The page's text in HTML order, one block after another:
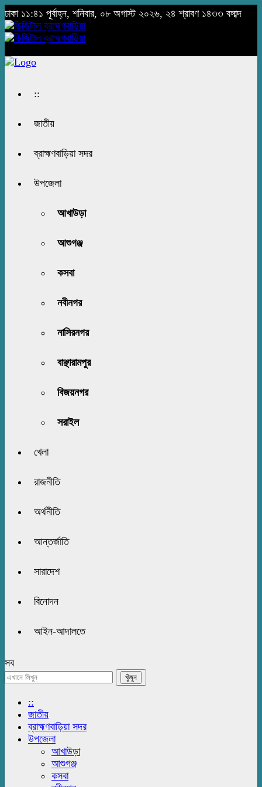
ঢাকা ১১:৪১ পূর্বাহ্ন, শনিবার, ০৮ অগাস্ট ২০২৬, ২৪ শ্রাবণ ১৪৩৩ বঙ্গাব্দ
::
জাতীয়
ব্রাহ্মণবাড়িয়া সদর
উপজেলা
আখাউড়া
আশুগঞ্জ
কসবা
নবীনগর
নাসিরনগর
বাঞ্ছারামপুর
বিজয়নগর
সরাইল
খেলা
রাজনীতি
অর্থনীতি
আন্তর্জাতি
সারাদেশ
বিনোদন
আইন-আদালতে
সব
::
জাতীয়
ব্রাহ্মণবাড়িয়া সদর
উপজেলা
আখাউড়া
আশুগঞ্জ
কসবা